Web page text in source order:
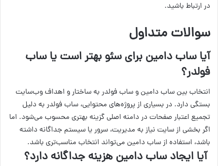
در ارتباط باشید.
سوالات متداول
آیا ساب دامین برای سئو بهتر است یا ساب
فولدر؟
انتخاب بین ساب دامین و ساب فولدر به ساختار و اهداف وب‌سایت
بستگی دارد. در بسیاری از پروژه‌های محتوایی، ساب فولدر به دلیل
تجمیع اعتبار صفحات در دامنه اصلی گزینه بهتری محسوب می‌شود. اما
اگر بخشی از سایت نیاز به مدیریت، سرور یا سیستم جداگانه داشته
باشد، استفاده از ساب دامین می‌تواند انتخاب مناسب‌تری باشد.
آیا ایجاد ساب دامین هزینه جداگانه دارد؟